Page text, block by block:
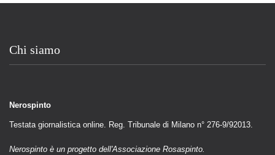
Chi siamo
Nerospinto
Testata giornalistica online. Reg. Tribunale di Milano n° 276-9/92013.
Nerospinto è un progetto dell'Associazione Rosaspinto.